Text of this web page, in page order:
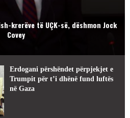
krerëve të UÇK-së, dëshmon Jock
Covey
Erdogani përshëndet përpjekjet e
Trumpit për t’i dhënë fund luftës
në Gaza